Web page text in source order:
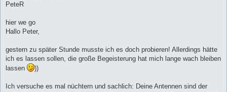
PeteR
hier we go
Hallo Peter,
gestern zu später Stunde musste ich es doch probieren! Allerdings hätte
ich es lassen sollen, die große Begeisterung hat mich lange wach bleiben
lassen
))
Ich versuche es mal nüchtern und sachlich: Deine Antennen sind der